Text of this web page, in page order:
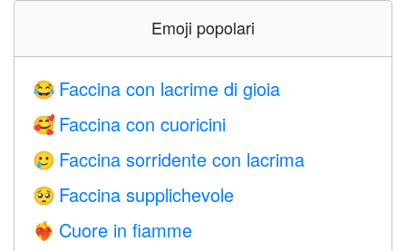
Emoji popolari
😂 Faccina con lacrime di gioia
🥰 Faccina con cuoricini
🥲 Faccina sorridente con lacrima
🥺 Faccina supplichevole
❤️‍🔥 Cuore in fiamme